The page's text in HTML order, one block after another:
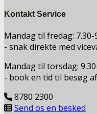
Kontakt Service
Mandag til fredag: 7.30-
- snak direkte med
Mandag til torsdag:
- book en tid til besøg
8780 2300
Send os en besked